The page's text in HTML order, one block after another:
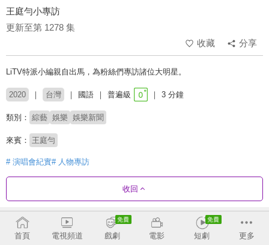
王庭勻小專訪
更新至第 1278 集
收藏
分享
LiTV特派小編親自出馬，為粉絲們專訪諸位大明星。
2020 台灣 國語 普遍級 3 分鐘
類別： 綜藝 娛樂 娛樂新聞
來賓： 王庭勻
# 演唱會紀實# 人物專訪
收回
劇集列表 反序 收合
首頁 電視頻道 戲劇 電影 短劇 更多